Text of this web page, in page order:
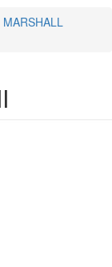
MARSHALL